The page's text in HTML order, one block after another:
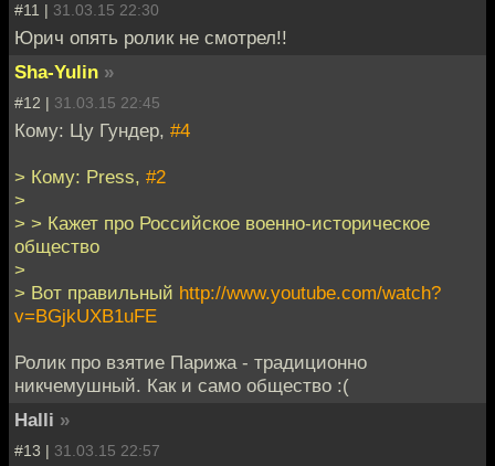
#11 | 31.03.15 22:30
Юрич опять ролик не смотрел!!
Sha-Yulin »
#12 | 31.03.15 22:45
Кому: Цу Гундер, #4
> Кому: Press, #2
>
> > Кажет про Российское военно-историческое
общество
>
> Вот правильный http://www.youtube.com/watch?
v=BGjkUXB1uFE
Ролик про взятие Парижа - традиционно
никчемушный. Как и само общество :(
Halli »
#13 | 31.03.15 22:57